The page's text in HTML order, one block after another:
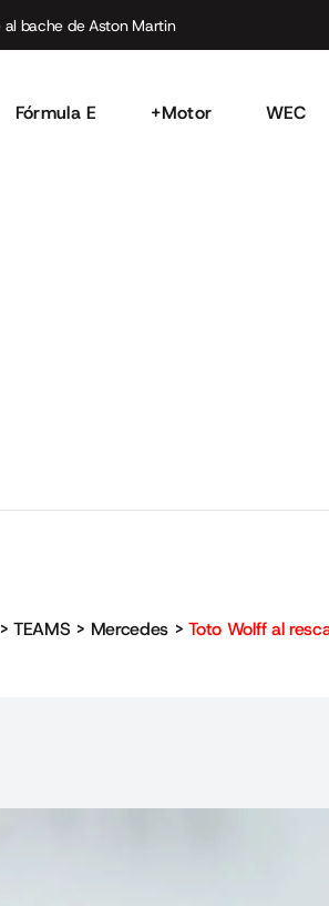
bache de Aston Martin
Fórmula E +Motor WEC
TEAMS > Mercedes >Toto Wolff al